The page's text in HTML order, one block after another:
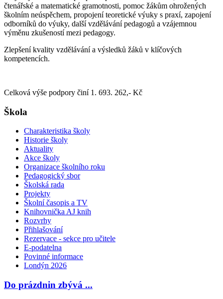
čtenářské a matematické gramotnosti, pomoc žákům ohrožených
školním neúspěchem, propojení teoretické výuky s praxí, zapojení
odborníků do výuky, další vzdělávání pedagogů a vzájemnou
výměnu zkušeností mezi pedagogy.
Zlepšení kvality vzdělávání a výsledků žáků v klíčových
kompetencích.
Celková výše podpory činí 1. 693. 262,- Kč
Škola
Charakteristika školy
Historie školy
Aktuality
Akce školy
Organizace školního roku
Pedagogický sbor
Školská rada
Projekty
Školní časopis a TV
Knihovnička AJ knih
Rozvrhy
Přihlašování
Rezervace - sekce pro učitele
E-podatelna
Povinné informace
Londýn 2026
Do prázdnin zbývá ...